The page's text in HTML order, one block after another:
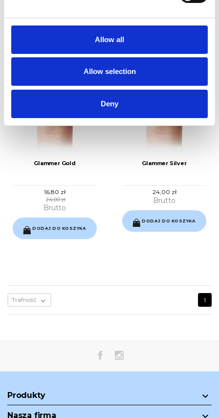
Allow all
Allow selection
Deny
Glammer Gold
16,80 zł
24,00 zł
Brutto
DODAJ DO KOSZYKA
Glammer Silver
24,00 zł
Brutto
DODAJ DO KOSZYKA
Trafność  1
Produkty 
Nasza firma